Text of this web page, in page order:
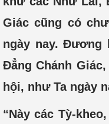
Giác cũng có
ngày nay. Đương
Đẳng Chánh
hội, như Ta ngày
“Này các Tỳ-